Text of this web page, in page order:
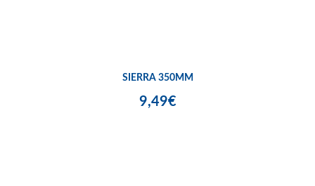
SIERRA 350MM
9,49€